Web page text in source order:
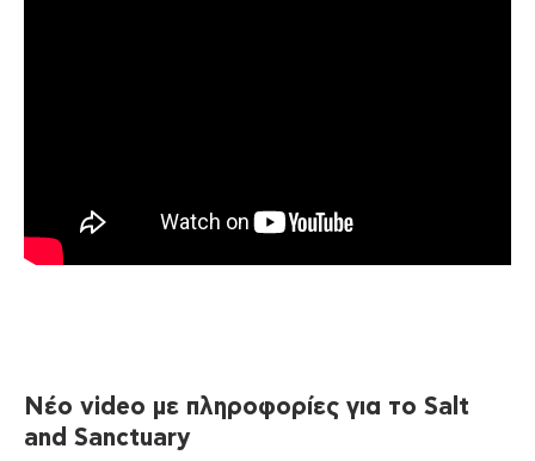
Νέο video με πληροφορίες για το Salt
and Sanctuary